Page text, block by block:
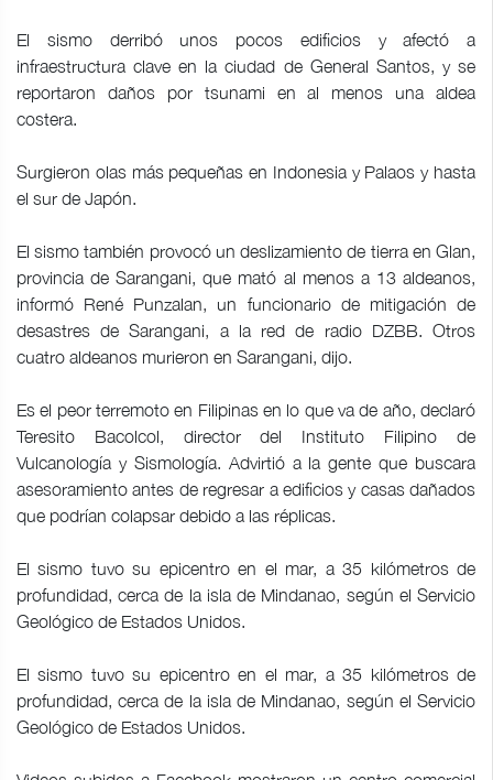
El sismo derribó unos pocos edificios y afectó a
infraestructura clave en la ciudad de General Santos, y se
reportaron daños por tsunami en al menos una aldea
costera.
Surgieron olas más pequeñas en Indonesia y Palaos y hasta
el sur de Japón.
El sismo también provocó un deslizamiento de tierra en Glan,
provincia de Sarangani, que mató al menos a 13 aldeanos,
informó René Punzalan, un funcionario de mitigación de
desastres de Sarangani, a la red de radio DZBB. Otros
cuatro aldeanos murieron en Sarangani, dijo.
Es el peor terremoto en Filipinas en lo que va de año, declaró
Teresito Bacolcol, director del Instituto Filipino de
Vulcanología y Sismología. Advirtió a la gente que buscara
asesoramiento antes de regresar a edificios y casas dañados
que podrían colapsar debido a las réplicas.
El sismo tuvo su epicentro en el mar, a 35 kilómetros de
profundidad, cerca de la isla de Mindanao, según el Servicio
Geológico de Estados Unidos.
El sismo tuvo su epicentro en el mar, a 35 kilómetros de
profundidad, cerca de la isla de Mindanao, según el Servicio
Geológico de Estados Unidos.